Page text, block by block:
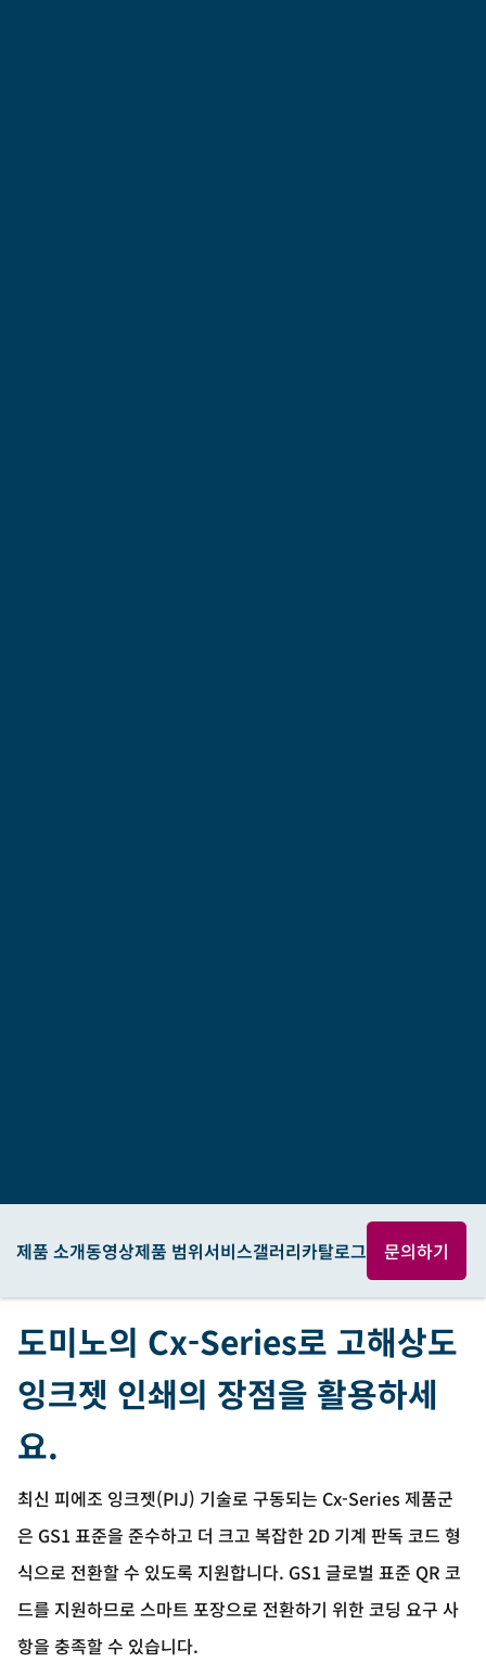
제품 소개동영상제품 범위서비스갤러리카탈로그 문의하기
도미노의 Cx-Series로 고해상도
잉크젯 인쇄의 장점을 활용하세
요.
최신 피에조 잉크젯(PIJ) 기술로 구동되는 Cx-Series 제품군
은 GS1 표준을 준수하고 더 크고 복잡한 2D 기계 판독 코드 형
식으로 전환할 수 있도록 지원합니다. GS1 글로벌 표준 QR 코
드를 지원하므로 스마트 포장으로 전환하기 위한 코딩 요구 사
항을 충족할 수 있습니다.